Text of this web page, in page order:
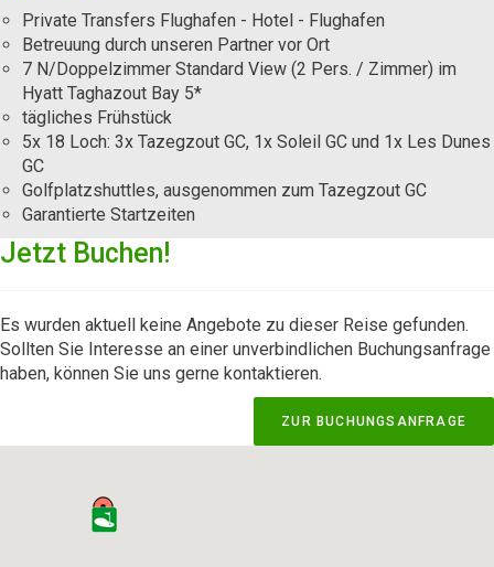
Private Transfers Flughafen - Hotel - Flughafen
Betreuung durch unseren Partner vor Ort
7 N/Doppelzimmer Standard View (2 Pers. / Zimmer) im
Hyatt Taghazout Bay 5*
tägliches Frühstück
5x 18 Loch: 3x Tazegzout GC, 1x Soleil GC und 1x Les Dunes
GC
Golfplatzshuttles, ausgenommen zum Tazegzout GC
Garantierte Startzeiten
Jetzt Buchen!
Es wurden aktuell keine Angebote zu dieser Reise gefunden.
Sollten Sie Interesse an einer unverbindlichen Buchungsanfrage
haben, können Sie uns gerne kontaktieren.
ZUR BUCHUNGSANFRAGE